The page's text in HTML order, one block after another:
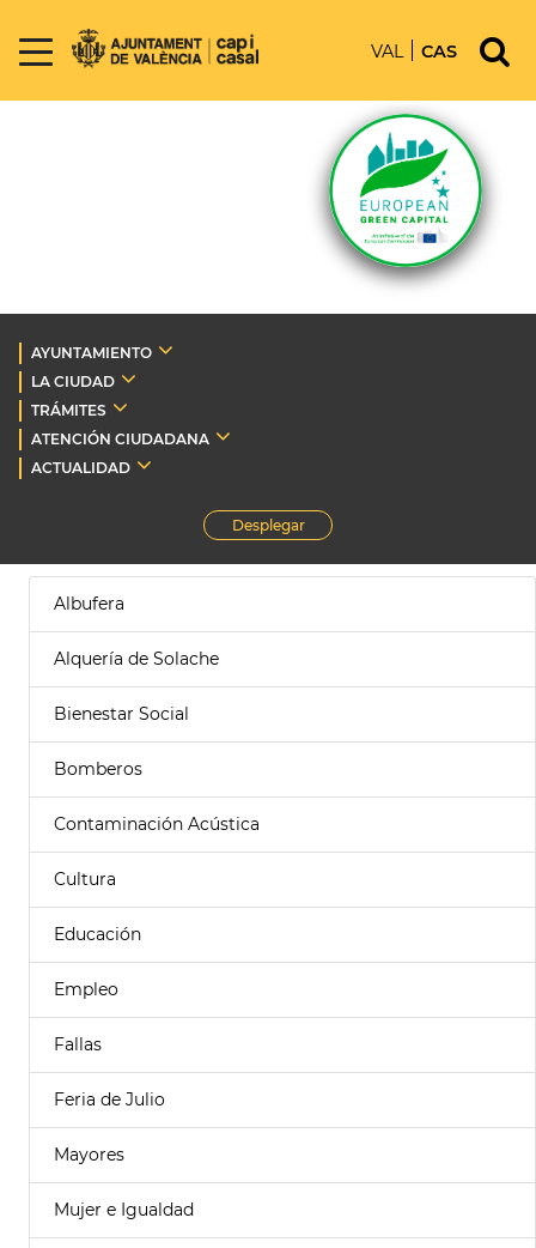
VAL CAS
AYUNTAMIENTO
LA CIUDAD
TRÁMITES
ATENCIÓN CIUDADANA
ACTUALIDAD
Desplegar
Albufera
Alquería de Solache
Bienestar Social
Bomberos
Contaminación Acústica
Cultura
Educación
Empleo
Fallas
Feria de Julio
Mayores
Mujer e Igualdad